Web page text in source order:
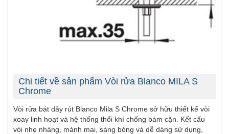
Chi tiết về sản phẩm Vòi rửa Blanco MILA S
Chrome
Vòi rửa bát dây rút Blanco Mila S Chrome sở hữu thiết kế vòi
xoay linh hoạt và hệ thống thổi khí chống bám cặn. Kết cấu
vòi nhẹ nhàng, mảnh mai, sáng bóng và dễ dàng sử dụng,